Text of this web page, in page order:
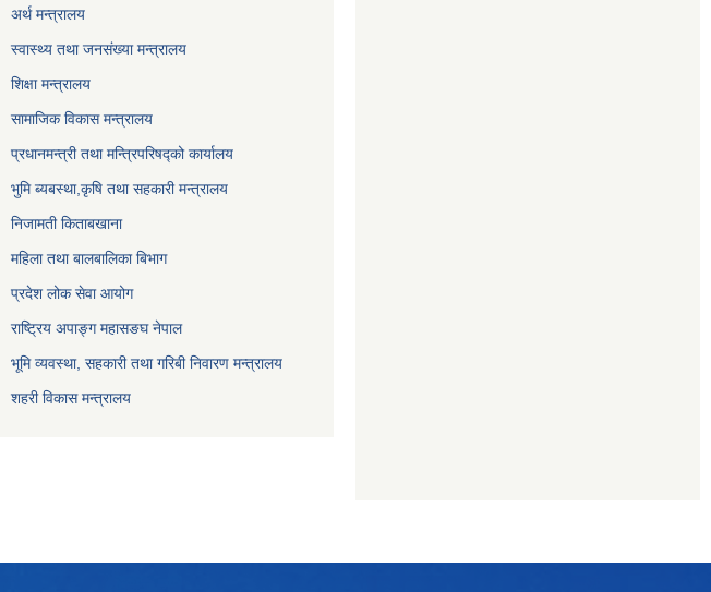
अर्थ मन्त्रालय
स्वास्थ्य तथा जनसंख्या मन्त्रालय
शिक्षा मन्त्रालय
सामाजिक विकास मन्त्रालय
प्रधानमन्त्री तथा मन्त्रिपरिषद्को कार्यालय
भुमि ब्यबस्था,कृषि तथा सहकारी मन्त्रालय
निजामती किताबखाना
महिला तथा बालबालिका बिभाग
प्रदेश लोक सेवा आयोग
राष्ट्रिय अपाङ्ग महासङघ नेपाल
भूमि व्यवस्था, सहकारी तथा गरिबी निवारण मन्त्रालय
शहरी विकास मन्त्रालय